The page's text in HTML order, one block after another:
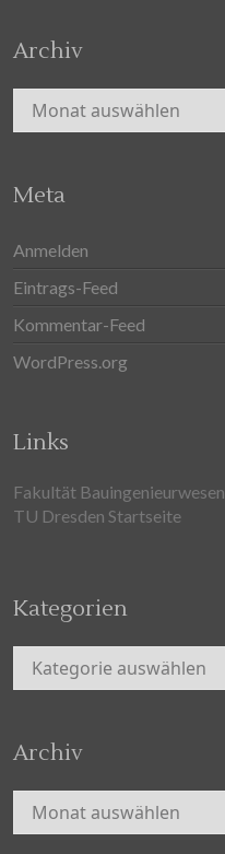
Archiv
Archiv
Meta
Anmelden
Eintrags-Feed
Kommentar-Feed
WordPress.org
Links
Fakultät Bauingenieurwesen
TU Dresden Startseite
Kategorien
Kategorien
Archiv
Archiv